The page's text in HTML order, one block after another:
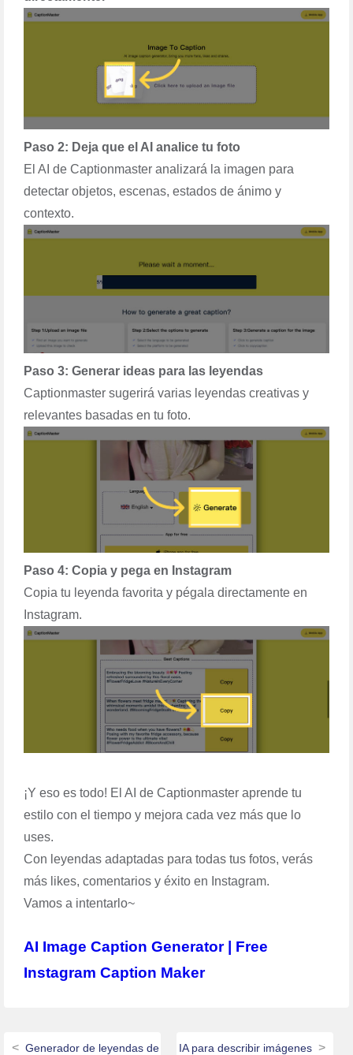
Paso 2: Deja que el AI analice tu foto
El AI de Captionmaster analizará la imagen para
detectar objetos, escenas, estados de ánimo y
contexto.
Paso 3: Generar ideas para las leyendas
Captionmaster sugerirá varias leyendas creativas y
relevantes basadas en tu foto.
Paso 4: Copia y pega en Instagram
Copia tu leyenda favorita y pégala directamente en
Instagram.
¡Y eso es todo! El AI de Captionmaster aprende tu
estilo con el tiempo y mejora cada vez más que lo
uses.
Con leyendas adaptadas para todas tus fotos, verás
más likes, comentarios y éxito en Instagram.
Vamos a intentarlo~
AI Image Caption Generator | Free
Instagram Caption Maker
Generador de leyendas de IA para describir imágenes